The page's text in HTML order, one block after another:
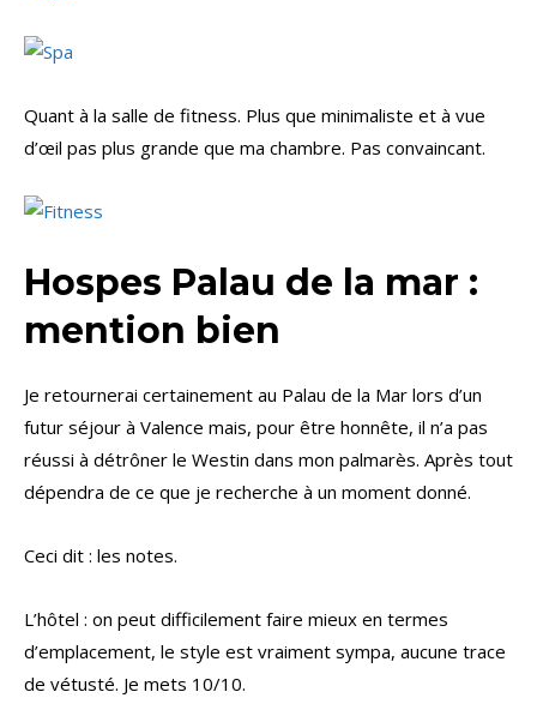
Quant à la salle de fitness. Plus que minimaliste et à vue
d’œil pas plus grande que ma chambre. Pas convaincant.
Hospes Palau de la mar :
mention bien
Je retournerai certainement au Palau de la Mar lors d’un
futur séjour à Valence mais, pour être honnête, il n’a pas
réussi à détrôner le Westin dans mon palmarès. Après tout
dépendra de ce que je recherche à un moment donné.
Ceci dit : les notes.
L’hôtel : on peut difficilement faire mieux en termes
d’emplacement, le style est vraiment sympa, aucune trace
de vétusté. Je mets 10/10.